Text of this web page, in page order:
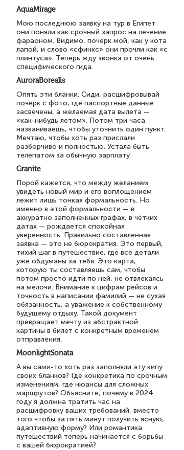
AquaMirage
Мою последнюю заявку на тур в Египет
они поняли как срочный запрос на лечение
фараоном. Видимо, почерк мой, как у кота
лапой, и слово «сфинкс» они прочли как «с
плинтуса». Теперь жду звонка от очень
специфического гида.
AuroraBorealis
Опять эти бланки. Сиди, расшифровывай
почерк с фото, где паспортные данные
засвечены, а желаемая дата вылета —
«как-нибудь летом». Потом три часа
названиваешь, чтобы уточнить один пункт.
Мечтаю, чтобы хоть раз прислали
разборчиво и полностью. Устала быть
телепатом за обычную зарплату.
Granite
Порой кажется, что между желанием
увидеть новый мир и его воплощением
лежит лишь тонкая формальность. Но
именно в этой формальности — в
аккуратно заполненных графах, в чётких
датах — рождается спокойная
уверенность. Правильно составленная
заявка — это не бюрократия. Это первый,
тихий шаг в путешествие, где все детали
уже обдуманы за тебя. Это карта,
которую ты составляешь сам, чтобы
потом просто идти по ней, не отвлекаясь
на мелочи. Внимание к цифрам рейсов и
точность в написании фамилий — не сухая
обязанность, а уважение к собственному
будущему отдыху. Такой документ
превращает мечту из абстрактной
картины в билет с конкретным временем
отправления.
MoonlightSonata
А вы сами-то хоть раз заполняли эту кипу
своих бланков? Где конкретика по срочным
изменениям, где нюансы для сложных
маршрутов? Объясните, почему в 2024
году я должна тратить час на
расшифровку ваших требований, вместо
того чтобы за пять минут получить ясную,
адаптивную форму? Или романтика
путешествий теперь начинается с борьбы
с вашей бюрократией?